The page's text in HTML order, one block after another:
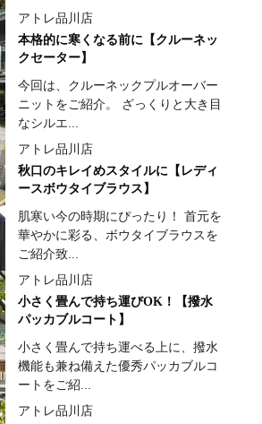
アトレ品川店
本格的に寒くなる前に【クルーネッ
クセーター】
今回は、クルーネックプルオーバー
ニットをご紹介。 ざっくりと大き目
なシルエ...
アトレ品川店
秋口のキレイめスタイルに【レディ
ースボウタイブラウス】
肌寒い今の時期にぴったり！ 首元を
華やかに彩る、ボウタイブラウスを
ご紹介致...
アトレ品川店
小さく畳んで持ち運びOK！【撥水
パッカブルコート】
小さく畳んで持ち運べる上に、撥水
機能も兼ね備えた優秀パッカブルコ
ートをご紹...
アトレ品川店